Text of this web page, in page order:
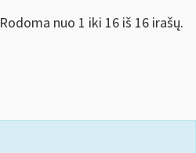
Rodoma nuo 1 iki 16 iš 16 irašų.